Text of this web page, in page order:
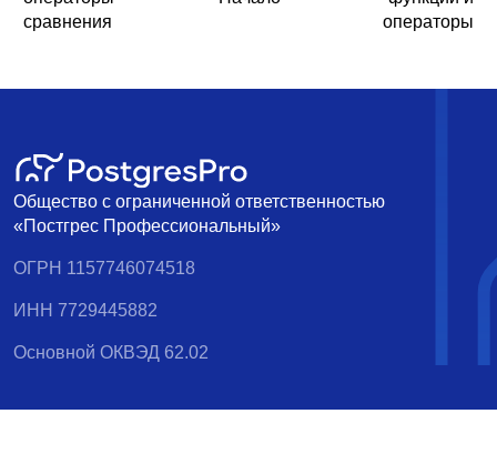
сравнения
операторы
Общество с ограниченной ответственностью
«Постгрес Профессиональный»
ОГРН 1157746074518
ИНН 7729445882
Основной ОКВЭД 62.02